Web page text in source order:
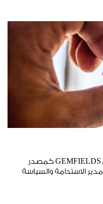
الشفافية، الشرعية والنزاهة هي قيم GEMFIELDS كمصدر
مسؤول حوار مع Jack Cunningham مدير الاستدامة والسياسة